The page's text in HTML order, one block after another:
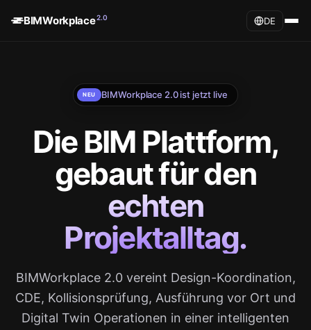
BIMWorkplace2.0 DE
NEU BIMWorkplace 2.0 ist jetzt live
Die BIM Plattform,
gebaut für den
echten
Projektalltag.
BIMWorkplace 2.0 vereint Design-Koordination,
CDE, Kollisionsprüfung, Ausführung vor Ort und
Digital Twin Operationen in einer intelligenten